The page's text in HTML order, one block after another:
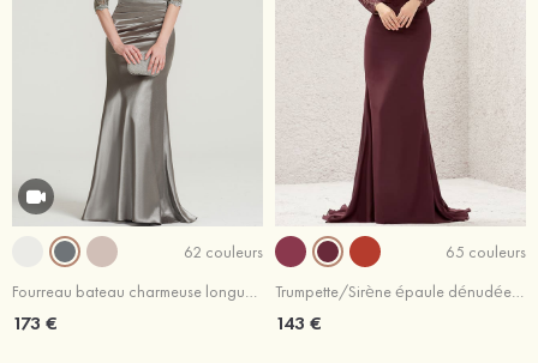
62 couleurs
Fourreau bateau charmeuse longueur ras du sol robe de mère de la mariée avec dentelle plissé
173 €
65 couleurs
Trumpette/Sirène épaule dénudée mousseline traîne balayage robe de demoiselle d'honneur avec plissé
143 €